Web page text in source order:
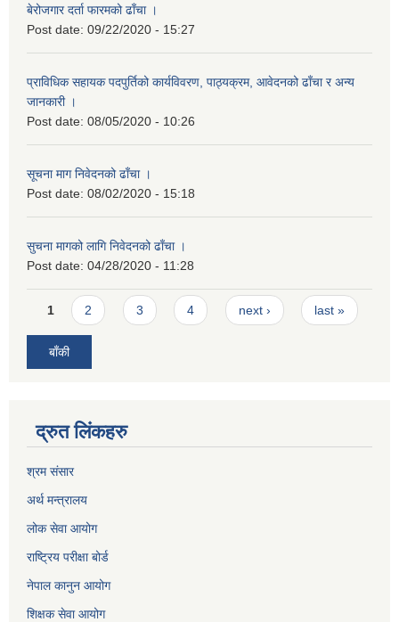
बेरोजगार दर्ता फारमको ढाँचा ।
Post date: 09/22/2020 - 15:27
प्राविधिक सहायक पदपुर्तिको कार्यविवरण, पाठ्यक्रम, आवेदनको ढाँचा र अन्य
जानकारी ।
Post date: 08/05/2020 - 10:26
सूचना माग निवेदनको ढाँचा ।
Post date: 08/02/2020 - 15:18
सुचना मागको लागि निवेदनको ढाँचा ।
Post date: 04/28/2020 - 11:28
Pages
1 2 3 4 next › last »
बाँकी
द्रुत लिंकहरु
श्रम संसार
अर्थ मन्त्रालय
लोक सेवा आयोग
राष्ट्रिय परीक्षा बोर्ड
नेपाल कानुन आयोग
शिक्षक सेवा आयोग